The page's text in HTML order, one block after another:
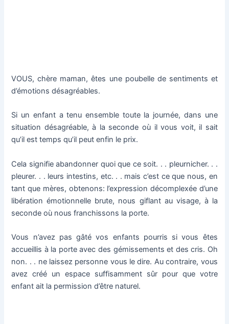
VOUS, chère maman, êtes une poubelle de sentiments et
d’émotions désagréables.
Si un enfant a tenu ensemble toute la journée, dans une
situation désagréable, à la seconde où il vous voit, il sait
qu’il est temps qu’il peut enfin le prix.
Cela signifie abandonner quoi que ce soit. . . pleurnicher. . .
pleurer. . . leurs intestins, etc. . . mais c’est ce que nous, en
tant que mères, obtenons: l’expression décomplexée d’une
libération émotionnelle brute, nous giflant au visage, à la
seconde où nous franchissons la porte.
Vous n’avez pas gâté vos enfants pourris si vous êtes
accueillis à la porte avec des gémissements et des cris. Oh
non. . . ne laissez personne vous le dire. Au contraire, vous
avez créé un espace suffisamment sûr pour que votre
enfant ait la permission d’être naturel.